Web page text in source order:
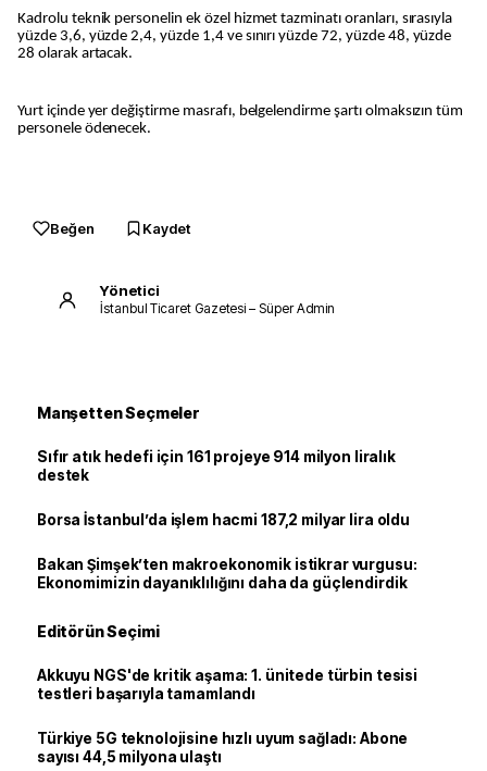
Kadrolu teknik personelin ek özel hizmet tazminatı oranları, sırasıyla
yüzde 3,6, yüzde 2,4, yüzde 1,4 ve sınırı yüzde 72, yüzde 48, yüzde
28 olarak artacak.
Yurt içinde yer değiştirme masrafı, belgelendirme şartı olmaksızın tüm
personele ödenecek.
Beğen Kaydet
Yönetici
İstanbul Ticaret Gazetesi – Süper Admin
Manşetten Seçmeler
Sıfır atık hedefi için 161 projeye 914 milyon liralık
destek
Borsa İstanbul’da işlem hacmi 187,2 milyar lira oldu
Bakan Şimşek’ten makroekonomik istikrar vurgusu:
Ekonomimizin dayanıklılığını daha da güçlendirdik
Editörün Seçimi
Akkuyu NGS'de kritik aşama: 1. ünitede türbin tesisi
testleri başarıyla tamamlandı
Türkiye 5G teknolojisine hızlı uyum sağladı: Abone
sayısı 44,5 milyona ulaştı